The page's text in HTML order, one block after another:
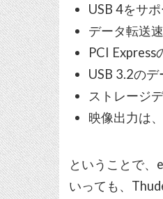
USB 4をサポ
データ転送
PCI
USB 3.2の
ストレージ
映像出力は
ということで、
いっても、